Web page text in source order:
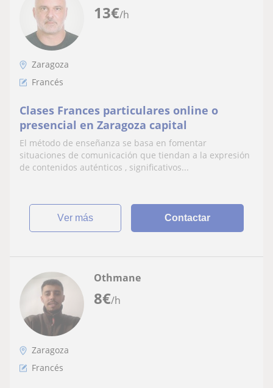
13€/h
Zaragoza
Francés
Clases Frances particulares online o
presencial en Zaragoza capital
El método de enseñanza se basa en fomentar
situaciones de comunicación que tiendan a la expresión
de contenidos auténticos , significativos...
ver más Contactar
8€/h
Othmane
Zaragoza
Francés